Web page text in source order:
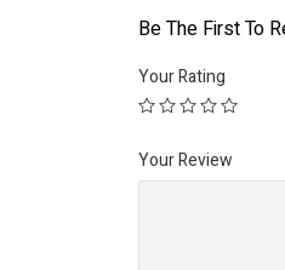
Be The First To
Your Rating
Your Review